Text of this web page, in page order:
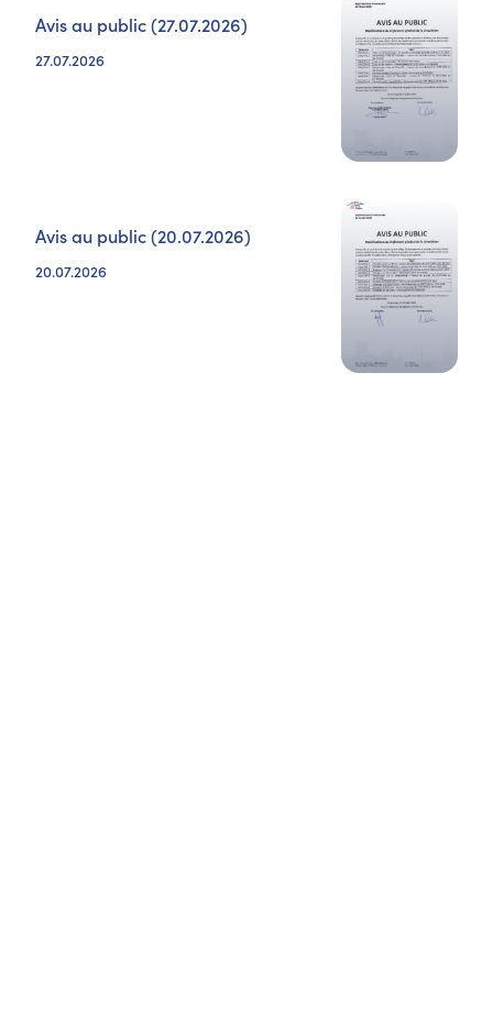
Avis au public (27.07.2026)
27.07.2026
Avis au public (20.07.2026)
20.07.2026